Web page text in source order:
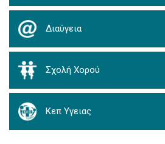
Διαύγεια
Σχολή Χορού
Κεπ Υγειας